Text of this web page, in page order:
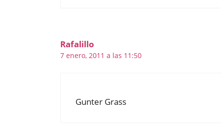
Rafalillo
7 enero, 2011 a las 11:50
Gunter Grass